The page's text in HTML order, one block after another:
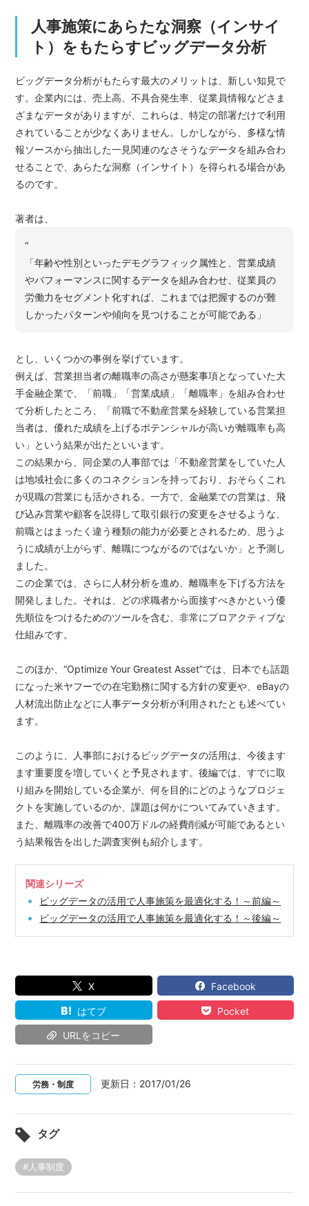
人事施策にあらたな洞察（インサイ
ト）をもたらすビッグデータ分析
ビッグデータ分析がもたらす最大のメリットは、新しい知見で
す。企業内には、売上高、不具合発生率、従業員情報などさま
ざまなデータがありますが、これらは、特定の部署だけで利用
されていることが少なくありません。しかしながら、多様な情
報ソースから抽出した一見関連のなさそうなデータを組み合わ
せることで、あらたな洞察（インサイト）を得られる場合があ
るのです。
著者は、
“
「年齢や性別といったデモグラフィック属性と、営業成績
やパフォーマンスに関するデータを組み合わせ、従業員の
労働力をセグメント化すれば、これまでは把握するのが難
しかったパターンや傾向を見つけることが可能である」
とし、いくつかの事例を挙げています。
例えば、営業担当者の離職率の高さが懸案事項となっていた大
手金融企業で、「前職」「営業成績」「離職率」を組み合わせ
て分析したところ、「前職で不動産営業を経験している営業担
当者は、優れた成績を上げるポテンシャルが高いが離職率も高
い」という結果が出たといいます。
この結果から、同企業の人事部では「不動産営業をしていた人
は地域社会に多くのコネクションを持っており、おそらくこれ
が現職の営業にも活かされる。一方で、金融業での営業は、飛
び込み営業や顧客を説得して取引銀行の変更をさせるような、
前職とはまったく違う種類の能力が必要とされるため、思うよ
うに成績が上がらず、離職につながるのではないか」と予測し
ました。
この企業では、さらに人材分析を進め、離職率を下げる方法を
開発しました。それは、どの求職者から面接すべきかという優
先順位をつけるためのツールを含む、非常にプロアクティブな
仕組みです。
このほか、“Optimize Your Greatest Asset”では、日本でも話題
になった米ヤフーでの在宅勤務に関する方針の変更や、eBayの
人材流出防止などに人事データ分析が利用されたとも述べてい
ます。
このように、人事部におけるビッグデータの活用は、今後ます
ます重要度を増していくと予見されます。後編では、すでに取
り組みを開始している企業が、何を目的にどのようなプロジェ
クトを実施しているのか、課題は何かについてみていきます。
また、離職率の改善で400万ドルの経費削減が可能であるとい
う結果報告を出した調査実例も紹介します。
関連シリーズ
ビッグデータの活用で人事施策を最適化する！～前編～
ビッグデータの活用で人事施策を最適化する！～後編～
X Facebook
はてブ Pocket
URLをコピー
労務・制度 更新日： 2017/01/26
タグ
#人事制度